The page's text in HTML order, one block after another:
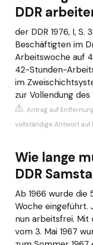
DDR
der DDR 1976, I, S.
Beschäftigten im
Arbeitswoche auf
42-Stunden-
im
zur Vollendung des
Antrag auf
vollständige Antwort auf
Wie lange
DDR
Ab 1966 wurde die
Woche eingeführt.
nun arbeitsfrei. Mit
vom 3. Mai 1967